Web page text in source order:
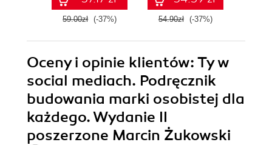
59.00zł (-37%) 54.90zł (-37%)
Oceny i opinie klientów: Ty w
social mediach. Podręcznik
budowania marki osobistej dla
każdego. Wydanie II
poszerzone Marcin Żukowski